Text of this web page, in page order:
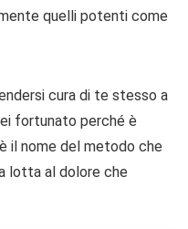
quelli potenti come
cura di te stesso a
fortunato perché è
il nome del metodo che
lotta al dolore che